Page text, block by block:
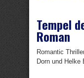
Tempel
Roman
Romantic
Dorn und Helke